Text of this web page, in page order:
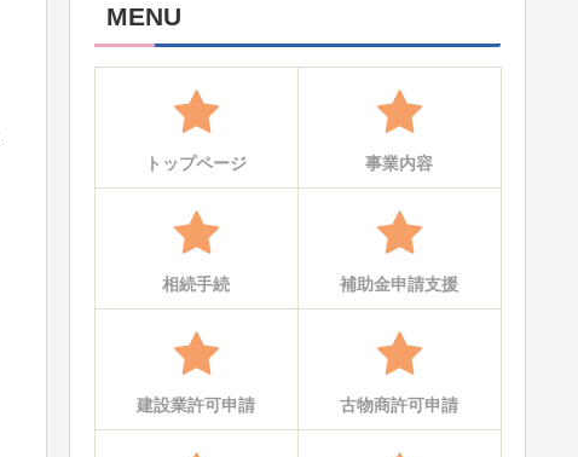
MENU
トップページ 事業内容
相続手続 補助金申請支援
建設業許可申請 古物商許可申請